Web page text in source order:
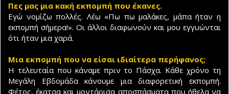
Πες μας μια κακή εκπομπή που έκανες.
Εγώ νομίζω πολλές. Λέω «Πω πω μαλάκες, μάπα ήταν η
εκπομπή σήμερα!». Οι άλλοι διαφωνούν και μου εγγυώνται
ότι ήταν μια χαρά.
Μια εκπομπή που να είσαι ιδιαίτερα περήφανος;
Η τελευταία που κάναμε πριν το Πάσχα. Κάθε χρόνο τη
Μεγάλη Εβδομάδα κάνουμε μια διαφορετική εκπομπή.
Φέτος, έκατσα και μοντάρισα αποσπάσματα που ήθελα να